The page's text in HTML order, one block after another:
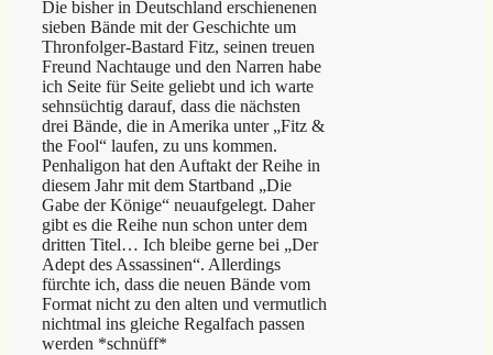
Die bisher in Deutschland erschienenen
sieben Bände mit der Geschichte um
Thronfolger-Bastard Fitz, seinen treuen
Freund Nachtauge und den Narren habe
ich Seite für Seite geliebt und ich warte
sehnsüchtig darauf, dass die nächsten
drei Bände, die in Amerika unter „Fitz &
the Fool“ laufen, zu uns kommen.
Penhaligon hat den Auftakt der Reihe in
diesem Jahr mit dem Startband „Die
Gabe der Könige“ neuaufgelegt. Daher
gibt es die Reihe nun schon unter dem
dritten Titel… Ich bleibe gerne bei „Der
Adept des Assassinen“. Allerdings
fürchte ich, dass die neuen Bände vom
Format nicht zu den alten und vermutlich
nichtmal ins gleiche Regalfach passen
werden *schnüff*